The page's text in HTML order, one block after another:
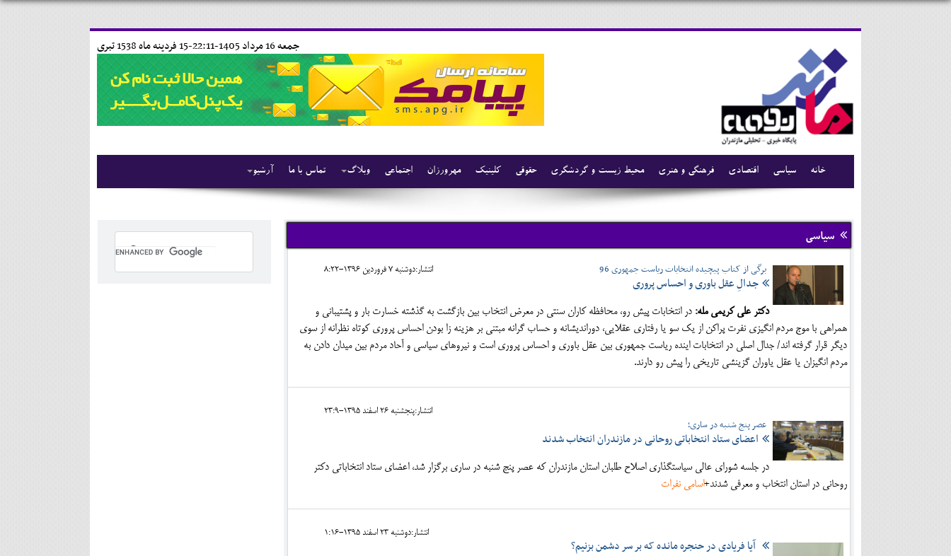
15 فردينه ماه 1538 تبری جمعه 16 مرداد 1405-22:11-
آرشیو تماس با ما وبلاگ اجتماعی مهرورزان کلینیک حقوقی محیط زیست و گردشگری فرهنگی و هنری اقتصادی سیاسی خانه
سیاسی
انتشار:دوشنبه 7 فروردين 1396-8:22 برگی از کتاب پیچیده انتخابات ریاست جمهوری 96
جدالِ عقل باوری و احساس پروری
دکتر علی کریمی مله: در انتخابات پیش رو، محافظه کاران سنتی در معرض انتخاب بین بازگشت به گذشته خسارت بار و پشتیبانی و
همراهی با موج مردم انگیزی نفرت پراکن از یک سو یا رفتاری عقلایی، دوراندیشانه و حساب گرانه مبتنی بر هزینه زا بودن احساس پروری کوتاه نظرانه از سوی
دیگر قرار گرفته اند/ جدال اصلی در انتخابات اینده ریاست جمهوری بین عقل باوری و احساس پروری است و نیروهای سیاسی و آحاد مردم بین میدان دادن به
مردم انگیزان یا عقل یاوران گزینشی تاریخی را پیش رو دارند.
انتشار:پنجشنبه 26 اسفند 1395-23:9
عصر پنج شنبه در ساری؛
اعضای ستاد انتخاباتی روحانی در مازندران انتخاب شدند
در جلسه شورای عالی سیاستگذاری اصلاح طلبان استان مازندران که عصر پنج شنبه در ساری برگزار شد، اعضای ستاد انتخاباتی دکتر
روحانی در استان انتخاب و معرفی شدند+اسامی نفرات
انتشار:دوشنبه 23 اسفند 1395-1:16
آیا فریادی در حنجره مانده که بر سر دشمن بزنیم؟